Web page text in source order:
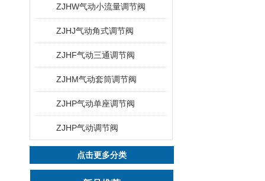
ZJHW气动小流量调节阀
ZJHJ气动角式调节阀
ZJHF气动三通调节阀
ZJHM气动套筒调节阀
ZJHP气动单座调节阀
ZJHP气动调节阀
点击更多分类